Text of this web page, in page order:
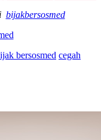
bijakbersosmed
bersosmed cegah